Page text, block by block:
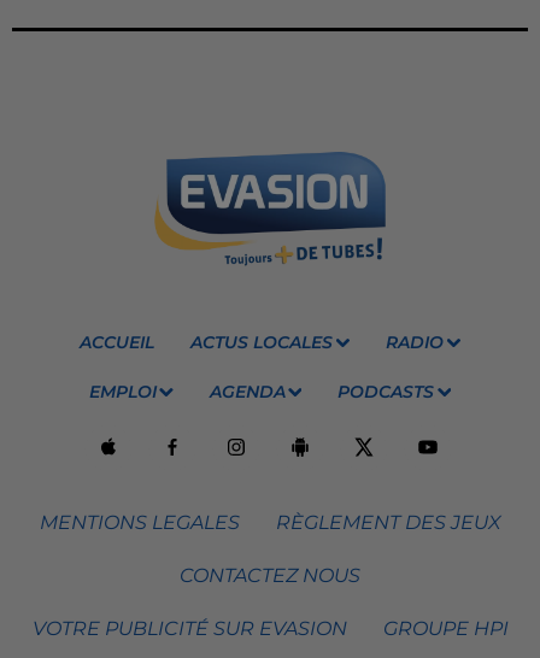
ACCUEIL ACTUS LOCALES RADIO
EMPLOI AGENDA PODCASTS
MENTIONS LEGALES RÈGLEMENT DES JEUX
CONTACTEZ NOUS
VOTRE PUBLICITÉ SUR EVASION GROUPE HPI